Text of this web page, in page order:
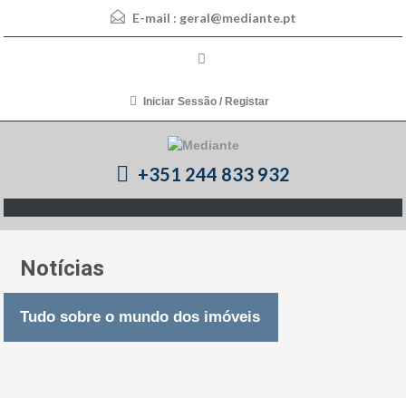
E-mail : geral@mediante.pt
Iniciar Sessão / Registar
+351 244 833 932
Notícias
Tudo sobre o mundo dos imóveis